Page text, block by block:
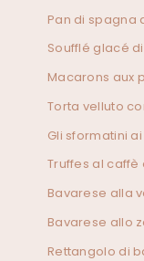
Pan di spagna
Soufflé glacé
Macarons aux
Torta velluto
Gli sformatini
Truffes al
Bavarese alla
Bavarese allo
Rettangolo di